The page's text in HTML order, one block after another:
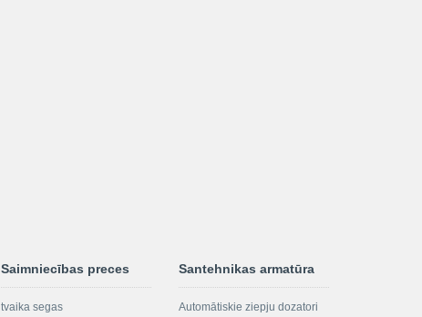
Saimniecības preces
tvaika segas
Santehnikas armatūra
Automātiskie ziepju dozatori